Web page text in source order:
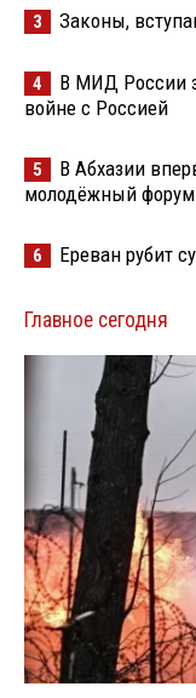
3 Законы,
4
В МИД России
войне с Россией
5
В Абхазии
молодёжный форум
6 Ереван рубит
Главное сегодня